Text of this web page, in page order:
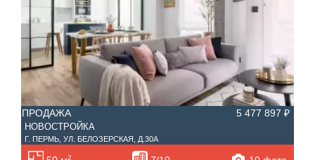
ПРОДАЖА 5 477 897 ₽
НОВОСТРОЙКА
Г. ПЕРМЬ, УЛ. БЕЛОЗЕРСКАЯ, Д.30А
2